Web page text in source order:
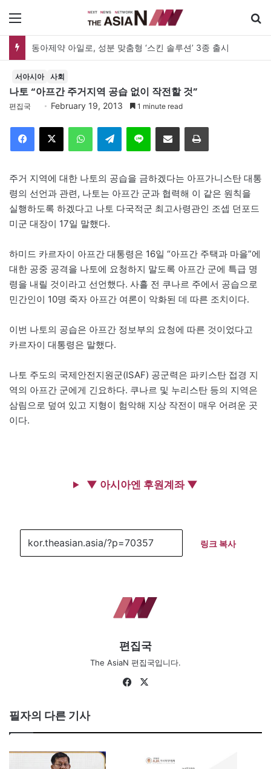
동아제약 아일로, 성분 맞춤형 ‘스킨 솔루션’ 3종 출시
서아시아 사회
나토 “아프간 주거지역 공습 없이 작전할 것”
편집국 February 19, 2013 1 minute read
Telegram 이메일
주거 지역에 대한 나토의 공습을 금하겠다는 아프가니스탄 대통
령의 선언과 관련, 나토는 아프간 군과 협력해 이 같은 원칙을
실행하도록 하겠다고 나토 다국적군 최고사령관인 조셉 던포드
미군 대장이 17일 말했다.
하미드 카르자이 아프간 대통령은 16일 “아프간 주택과 마을”에
대한 공중 공격을 나토에 요청하지 말도록 아프간 군에 특급 명
령을 내릴 것이라고 선언했다. 사흘 전 쿠나르 주에서 공습으로
민간인이 10명 죽자 아프간 여론이 악화된 데 따른 조치이다.
이번 나토의 공습은 아프간 정보부의 요청에 따른 것이었다고
카르자이 대통령은 말했다.
나토 주도의 국제안전지원군(ISAF) 공군력은 파키스탄 접경 지
역의 아프간 군에게 긴요하다. 쿠나르 및 누리스탄 등의 지역은
삼림으로 덮여 있고 지형이 험악해 지상 작전이 매우 어려운 곳
이다.
▼ 아시아엔 후원계좌 ▼
링크 복사
편집국
The AsiaN 편집국입니다.
Fa
필자의 다른 기사